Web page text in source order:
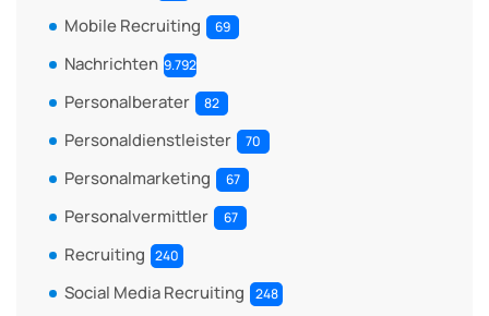
Mobile Recruiting 69
Nachrichten 9.792
Personalberater 82
Personaldienstleister 70
Personalmarketing 67
Personalvermittler 67
Recruiting 240
Social Media Recruiting 248